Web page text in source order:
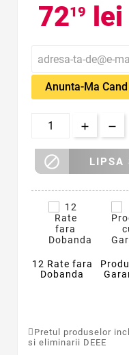
7219 lei
Anunta-Ma Cand
 LIPSA
12 Rate fara
Dobanda
Pretul produselor
si eliminarii DEEE